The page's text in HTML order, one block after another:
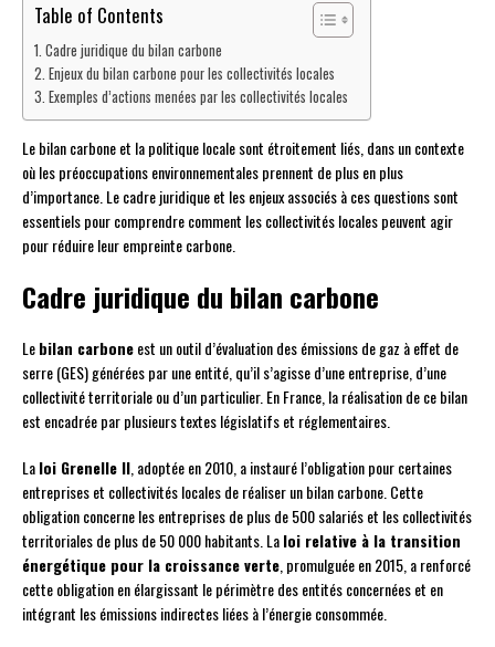
Table of Contents
Cadre juridique du bilan carbone
Enjeux du bilan carbone pour les collectivités locales
Exemples d’actions menées par les collectivités locales
Le bilan carbone et la politique locale sont étroitement liés, dans un contexte
où les préoccupations environnementales prennent de plus en plus
d’importance. Le cadre juridique et les enjeux associés à ces questions sont
essentiels pour comprendre comment les collectivités locales peuvent agir
pour réduire leur empreinte carbone.
Cadre juridique du bilan carbone
Lebilan carboneest un outil d’évaluation des émissions de gaz à effet de
serre (GES) générées par une entité, qu’il s’agisse d’une entreprise, d’une
collectivité territoriale ou d’un particulier. En France, la réalisation de ce bilan
est encadrée par plusieurs textes législatifs et réglementaires.
Laloi Grenelle II , adoptée en 2010, a instauré l’obligation pour certaines
entreprises et collectivités locales de réaliser un bilan carbone. Cette
obligation concerne les entreprises de plus de 500 salariés et les collectivités
territoriales de plus de 50 000 habitants. Laloi relative à la transition
énergétique pour la croissance verte , promulguée en 2015, a renforcé
cette obligation en élargissant le périmètre des entités concernées et en
intégrant les émissions indirectes liées à l’énergie consommée.